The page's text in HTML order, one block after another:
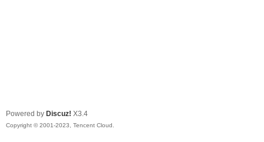
Powered by Discuz! X3.4
Copyright © 2001-2023, Tencent Cloud.